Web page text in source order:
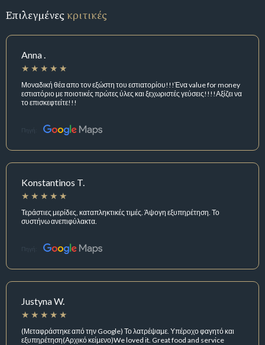
Επιλεγμένεςκριτικές
Anna .
Μοναδική θέα απο τον εξώστη του εστιατορίου!!!Ένα value for money
εστιατόριο με ποιοτικές πρώτες ύλες και ξεχωριστές γεύσεις!!!!Αξίζει να
το επισκεφτείτε!!!
Πηγή:
Konstantinos T.
Τεράστιες μερίδες, καταπληκτικές τιμές. Άψογη εξυπηρέτηση. Το
συστήνω ανεπιφύλακτα.
Πηγή:
Justyna W.
(Μεταφράστηκε από την Google) Το λατρέψαμε. Υπέροχο φαγητό και
εξυπηρέτηση(Αρχικό κείμενο)We loved it. Great food and service